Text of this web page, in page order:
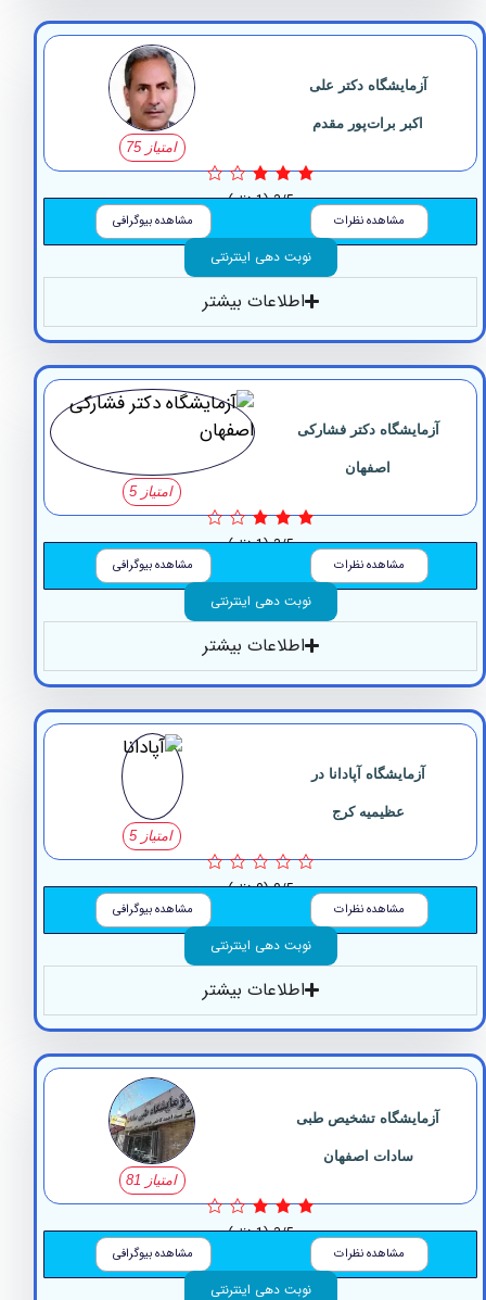
آزمایشگاه دکتر علی‌
اکبر برات‌پور مقدم
3/5 (1 نظر)
مشاهده نظرات مشاهده بیوگرافی
نوبت دهی اینترنتی
اطلاعات بیشتر
‏دکتر ‏فشارکی
3/5 (1 نظر)
مشاهده نظرات مشاهده بیوگرافی
نوبت دهی اینترنتی
اطلاعات بیشتر
آزمایشگاه ‏آپادانا در
عظیمیه کرج
0/5 (0 نظر)
مشاهده نظرات مشاهده بیوگرافی
نوبت دهی اینترنتی
اطلاعات بیشتر
تشخیص طبی
سادات اصفهان
3/5 (1 نظر)
مشاهده نظرات مشاهده بیوگرافی
نوبت دهی اینترنتی